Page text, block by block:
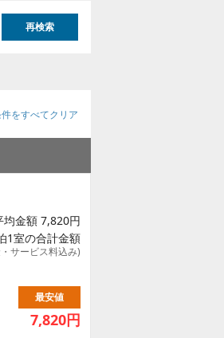
再検索
をすべてクリア
均金額 7,820円
1室の合計金額
サービス料込み)
最安値
7,820円